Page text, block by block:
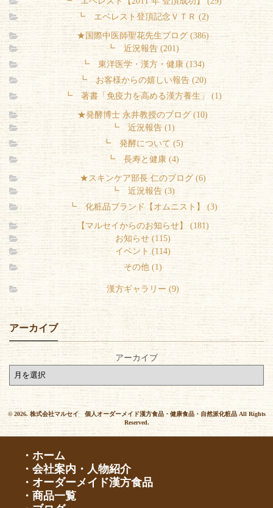
┗ エベレスト登頂記念ＶＴＲ (2)
★国際中医師聖花先生ブログ (386)
┗ 近況報告 (201)
┗ 東洋医学・漢方・健康 (134)
┗ お客様からの嬉しい報告 (20)
┗ 著書「免疫力を高める漢方養生」 (1)
★発酵博士 永井教授のブログ (10)
┗ 近況報告 (1)
┗ 発酵について (5)
┗ 長寿と健康 (4)
★スキンケア部長 仁のブログ (6)
┗ 近況報告 (3)
┗ 化粧品ブランド【オムニスト】 (3)
【マルセイからのお知らせ】 (181)
お知らせ (115)
イベント (114)
その他 (1)
漢方ギャラリー (9)
アーカイブ
アーカイブ
© 2026. 株式会社マルセイ 個人オーダーメイド漢方食品・健康食品・自然派化粧品 All Rights
Reserved.
・ホーム
・会社案内・人物紹介
・オーダーメイド漢方食品
・商品一覧